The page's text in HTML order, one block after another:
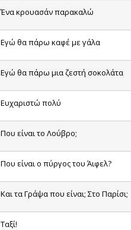
Ένα κρουασάν παρακαλώ
Εγώ θα πάρω καφέ με γάλα
Εγώ θα πάρω μια ζεστή σοκολάτα
Ευχαριστώ πολύ
Που είναι το Λούβρο;
Που είναι ο πύργος του Άιφελ?
Και τα Γράψα που είναι; Στο Παρίσι;
Ταξί!